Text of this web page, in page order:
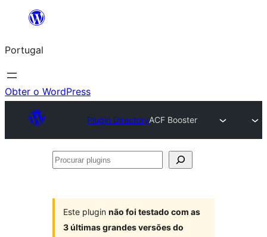
Saltar
o
conteúdo
Portugal
Obter o WordPress
Plugin DirectoryACF Booster
Procurar
Este plugin não foi testado com as
3 últimas grandes versões do